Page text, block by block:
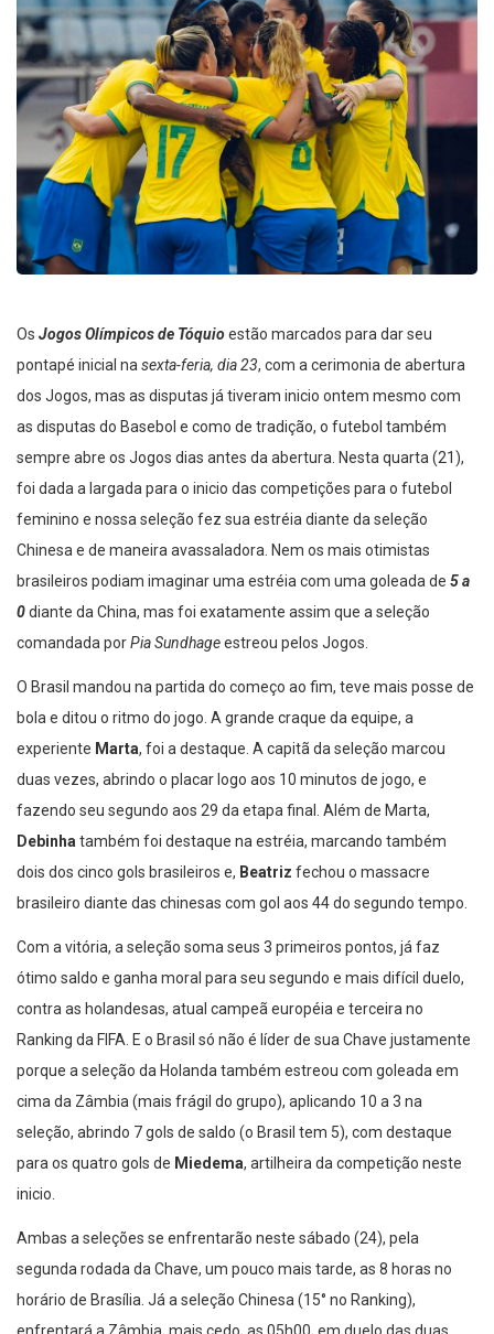
Os Jogos Olímpicos de Tóquio estão marcados para dar seu
pontapé inicial nasexta-feria, dia 23, com a cerimonia de abertura
dos Jogos, mas as disputas já tiveram inicio ontem mesmo com
as disputas do Basebol e como de tradição, o futebol também
sempre abre os Jogos dias antes da abertura. Nesta quarta (21),
foi dada a largada para o inicio das competições para o futebol
feminino e nossa seleção fez sua estréia diante da seleção
Chinesa e de maneira avassaladora. Nem os mais otimistas
brasileiros podiam imaginar uma estréia com uma goleada de 5 a
0 diante da China, mas foi exatamente assim que a seleção
comandada por Pia Sundhage estreou pelos Jogos.
O Brasil mandou na partida do começo ao fim, teve mais posse de
bola e ditou o ritmo do jogo. A grande craque da equipe, a
experiente Marta, foi a destaque. A capitã da seleção marcou
duas vezes, abrindo o placar logo aos 10 minutos de jogo, e
fazendo seu segundo aos 29 da etapa final. Além de Marta,
Debinha também foi destaque na estréia, marcando também
dois dos cinco gols brasileiros e, Beatriz fechou o massacre
brasileiro diante das chinesas com gol aos 44 do segundo tempo.
Com a vitória, a seleção soma seus 3 primeiros pontos, já faz
ótimo saldo e ganha moral para seu segundo e mais difícil duelo,
contra as holandesas, atual campeã européia e terceira no
Ranking da FIFA. E o Brasil só não é líder de sua Chave justamente
porque a seleção da Holanda também estreou com goleada em
cima da Zâmbia (mais frágil do grupo), aplicando 10 a 3 na
seleção, abrindo 7 gols de saldo (o Brasil tem 5), com destaque
para os quatro gols de Miedema, artilheira da competição neste
inicio.
Ambas a seleções se enfrentarão neste sábado (24), pela
segunda rodada da Chave, um pouco mais tarde, as 8 horas no
horário de Brasília. Já a seleção Chinesa (15° no Ranking),